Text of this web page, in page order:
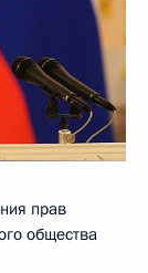
прав
общества